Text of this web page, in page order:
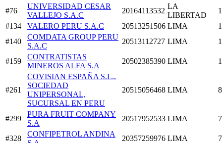
#76
UNIVERSIDAD CESAR
VALLEJO S.A.C
20164113532
LA
LIBERTAD
#134
VALERO PERU S.A.C 20513251506 LIMA
#140
COMDATA GROUP PERU
S.A.C
20513112727 LIMA
#159
CONTRATISTAS
MINEROS ALFA S.A
20502385390 LIMA
#261
COVISIAN ESPAÑA S.L.,
SOCIEDAD
UNIPERSONAL,
SUCURSAL EN PERU
20515056468 LIMA
#299
PURA FRUIT COMPANY
S.A
20517952533 LIMA
#328
CONFIPETROL ANDINA
20357259976 LIMA